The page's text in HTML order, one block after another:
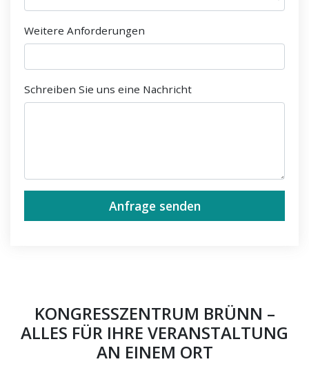
Weitere Anforderungen
Schreiben Sie uns eine Nachricht
Anfrage senden
KONGRESSZENTRUM BRÜNN –
ALLES FÜR IHRE VERANSTALTUNG
AN EINEM ORT